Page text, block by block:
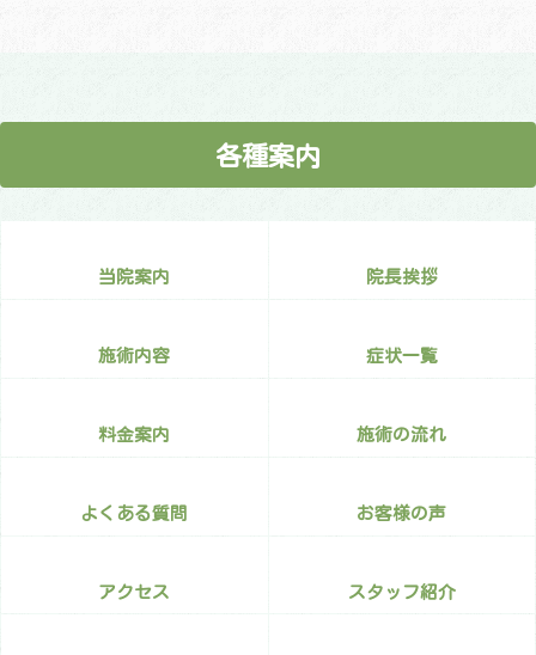
各種案内
当院案内 院長挨拶
施術内容 症状一覧
料金案内 施術の流れ
よくある質問 お客様の声
アクセス スタッフ紹介